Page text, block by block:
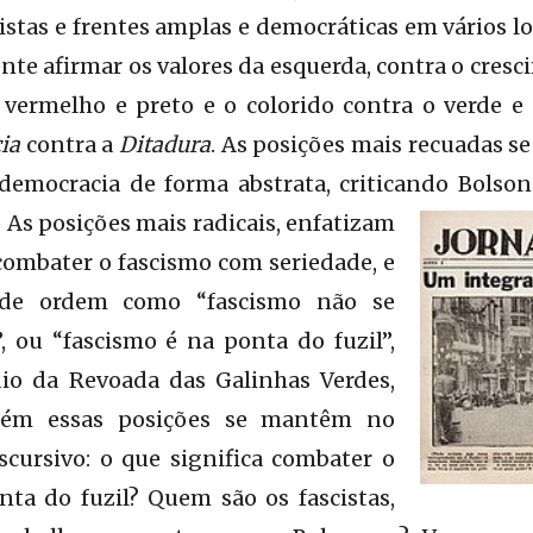
e frentes amplas e democráticas em vários
afirmar os valores da esquerda, contra o
e preto e o colorido contra o verde e
contra aDitadura. As posições mais recuadas
de forma abstrata, criticando
As posições mais radicais, enfatizam
o fascismo com seriedade, e
ordem como “fascismo não se
ou “fascismo é na ponta do fuzil”,
da Revoada das Galinhas Verdes,
essas posições se mantêm no
o que significa combater o
do fuzil? Quem são os fascistas,